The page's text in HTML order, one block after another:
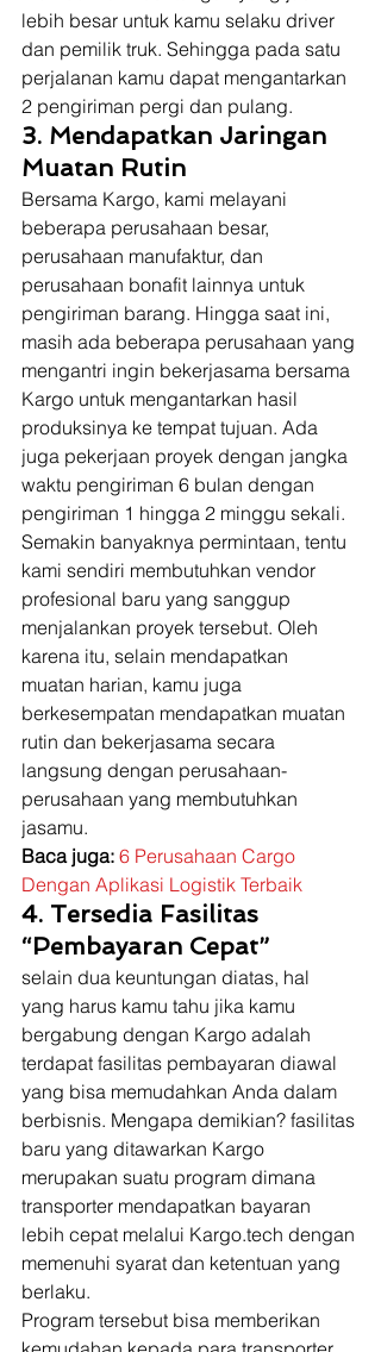
lebih besar untuk kamu selaku driver
dan pemilik truk. Sehingga pada satu
perjalanan kamu dapat mengantarkan
2 pengiriman pergi dan pulang.
3. Mendapatkan Jaringan
Muatan Rutin
Bersama Kargo, kami melayani
beberapa perusahaan besar,
perusahaan manufaktur, dan
perusahaan bonafit lainnya untuk
pengiriman barang. Hingga saat ini,
masih ada beberapa perusahaan yang
mengantri ingin bekerjasama bersama
Kargo untuk mengantarkan hasil
produksinya ke tempat tujuan. Ada
juga pekerjaan proyek dengan jangka
waktu pengiriman 6 bulan dengan
pengiriman 1 hingga 2 minggu sekali.
Semakin banyaknya permintaan, tentu
kami sendiri membutuhkan vendor
profesional baru yang sanggup
menjalankan proyek tersebut. Oleh
karena itu, selain mendapatkan
muatan harian, kamu juga
berkesempatan mendapatkan muatan
rutin dan bekerjasama secara
langsung dengan perusahaan-
perusahaan yang membutuhkan
jasamu.
Baca juga: 6 Perusahaan Cargo
Dengan Aplikasi Logistik Terbaik
4. Tersedia Fasilitas
“Pembayaran Cepat”
selain dua keuntungan diatas, hal
yang harus kamu tahu jika kamu
bergabung dengan Kargo adalah
terdapat fasilitas pembayaran diawal
yang bisa memudahkan Anda dalam
berbisnis. Mengapa demikian? fasilitas
baru yang ditawarkan Kargo
merupakan suatu program dimana
transporter mendapatkan bayaran
lebih cepat melalui Kargo.tech dengan
memenuhi syarat dan ketentuan yang
berlaku.
Program tersebut bisa memberikan